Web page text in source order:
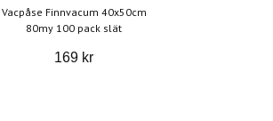
Vacpåse Finnvacum 40x50cm
80my 100 pack slät
169 kr